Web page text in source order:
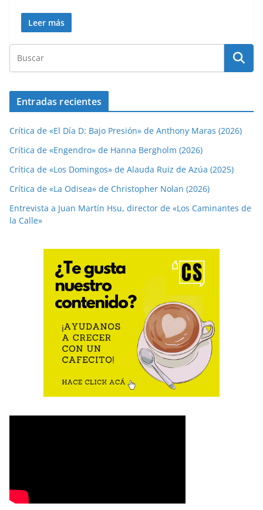
Leer más
Entradas recientes
Crítica de «El Día D: Bajo Presión» de Anthony Maras (2026)
Crítica de «Engendro» de Hanna Bergholm (2026)
Crítica de «Los Domingos» de Alauda Ruiz de Azúa (2025)
Crítica de «La Odisea» de Christopher Nolan (2026)
Entrevista a Juan Martín Hsu, director de «Los Caminantes de
la Calle»